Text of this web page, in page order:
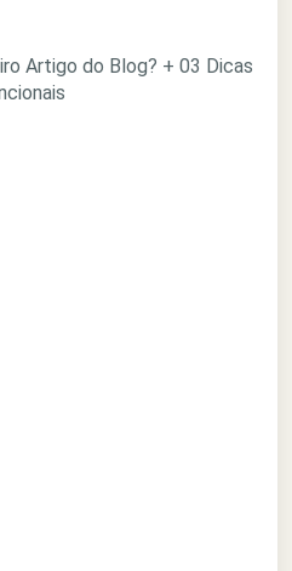
Artigo do Blog? + 03 Dicas